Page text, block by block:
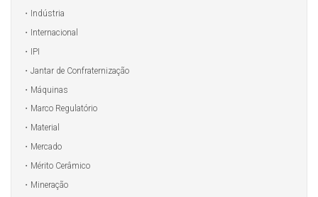
Indústria
Internacional
IPI
Jantar de Confraternização
Máquinas
Marco Regulatório
Material
Mercado
Mérito Cerâmico
Mineração